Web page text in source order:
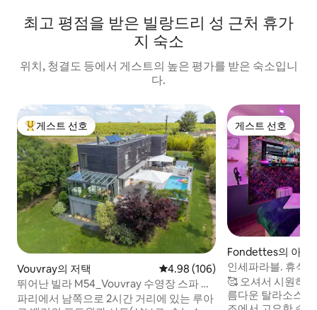
최고 평점을 받은 빌랑드리 성 근처 휴가
지 숙소
위치, 청결도 등에서 게스트의 높은 평가를 받은 숙소입니
다.
상위 게스트 선호
게스트 선호
Vouvray의 저택 평점 4.98점(5점 만점), 후기 106
4.98 (106)
뛰어난 빌라 M54_Vouvray 수영장 스파 로
아르 밸리
파리에서 남쪽으로 2시간 거리에 있는 루아
게스트 선호
게스트 선호
Fondettes의 아파
인세파라블. 휴식.
🥰 오셔서 시원하
름다운 탈라소스